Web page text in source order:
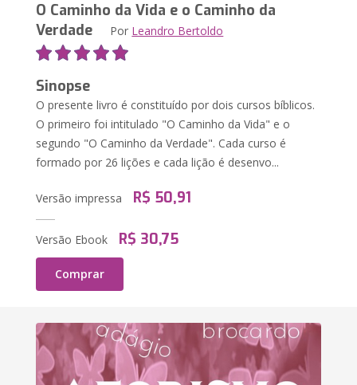
O Caminho da Vida e o Caminho da
Verdade Por Leandro Bertoldo
Sinopse
O presente livro é constituído por dois cursos bíblicos.
O primeiro foi intitulado "O Caminho da Vida" e o
segundo "O Caminho da Verdade". Cada curso é
formado por 26 lições e cada lição é desenvo...
Versão impressa R$ 50,91
Versão Ebook R$ 30,75
Comprar